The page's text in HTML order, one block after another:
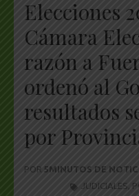
Elecciones
Cámara
razón a
ordenó al
resultados
por
POR 5MINUTOS DE
JUDICIALES